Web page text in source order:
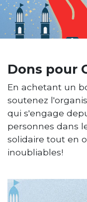
Dons pour
En achetant un
soutenez
qui s'engage
personnes dans
solidaire tout en
inoubliables!